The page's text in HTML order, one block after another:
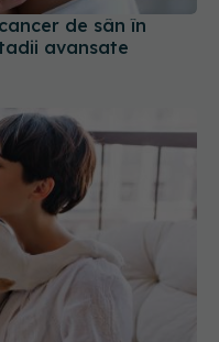
de a detecta